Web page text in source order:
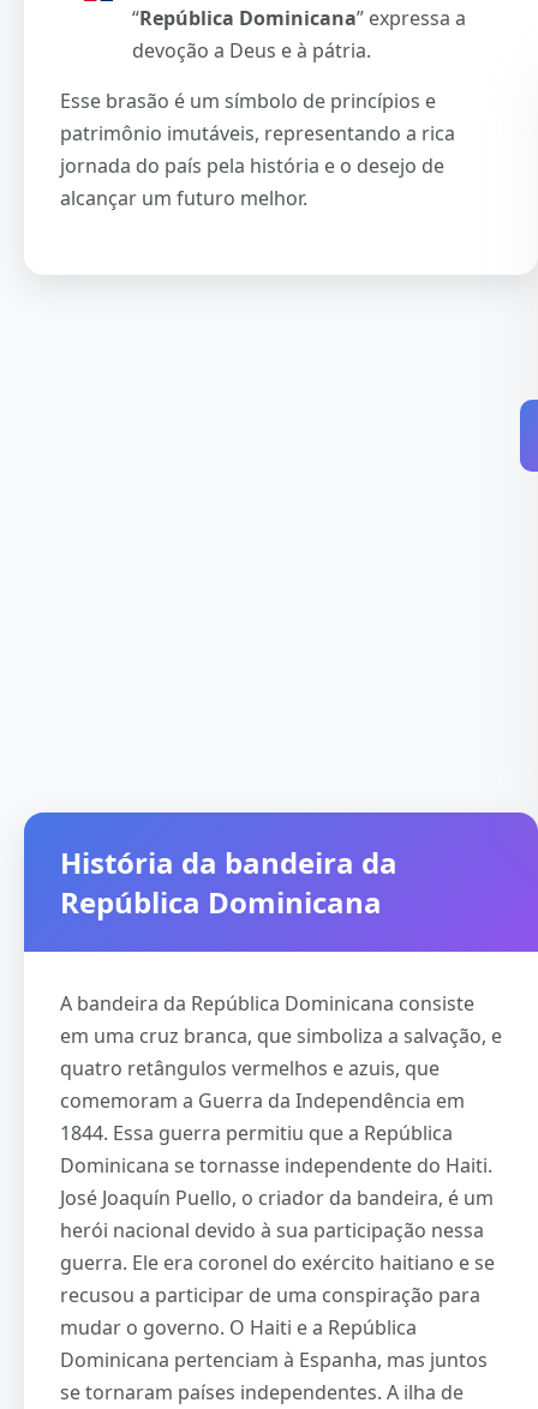
“República Dominicana” expressa a
devoção a Deus e à pátria.
Esse brasão é um símbolo de princípios e
patrimônio imutáveis, representando a rica
jornada do país pela história e o desejo de
alcançar um futuro melhor.
História da bandeira da
República Dominicana
A bandeira da República Dominicana consiste
em uma cruz branca, que simboliza a salvação, e
quatro retângulos vermelhos e azuis, que
comemoram a Guerra da Independência em
1844. Essa guerra permitiu que a República
Dominicana se tornasse independente do Haiti.
José Joaquín Puello, o criador da bandeira, é um
herói nacional devido à sua participação nessa
guerra. Ele era coronel do exército haitiano e se
recusou a participar de uma conspiração para
mudar o governo. O Haiti e a República
Dominicana pertenciam à Espanha, mas juntos
se tornaram países independentes. A ilha de